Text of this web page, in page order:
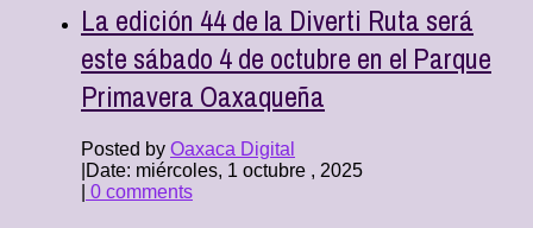
La edición 44 de la Diverti Ruta será
este sábado 4 de octubre en el Parque
Primavera Oaxaqueña
Posted by Oaxaca Digital
Date: miércoles, 1 octubre , 2025
0 comments